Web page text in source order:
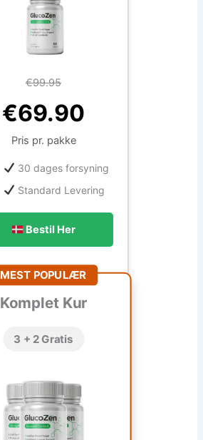
€99.95
€69.90
Pris pr. pakke
30 dages forsyning
Standard Levering
Bestil Her
MEST POPULÆR
Komplet Kur
3 + 2 Gratis